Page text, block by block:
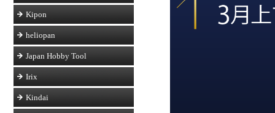
Kipon
heliopan
Japan Hobby Tool
Irix
Kindai